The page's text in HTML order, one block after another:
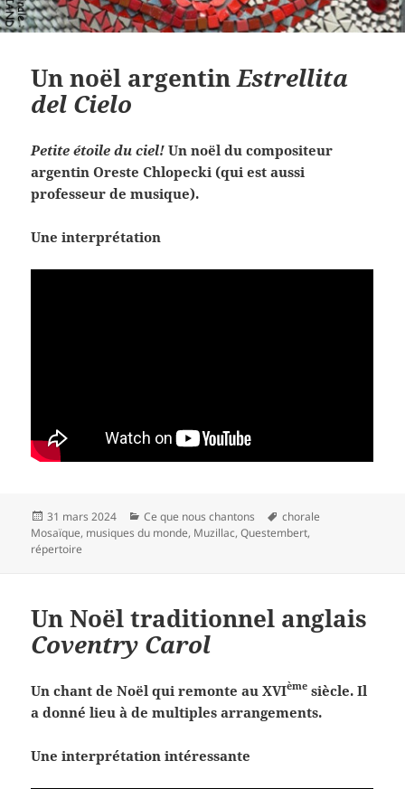
Un noël argentinEstrellita
del Cielo
Petite étoile du ciel! Un noël du compositeur
argentin Oreste Chlopecki (qui est aussi
professeur de musique).
Une interprétation
Publié
le
31 mars 2024 Catégories
Ce que nous chantons
Mots-
clés
chorale
Mosaïque, musiques du monde, Muzillac,Questembert,
répertoire
Un Noël traditionnel anglais
Coventry Carol
Un chant de Noël qui remonte au XVIème siècle. Il
a donné lieu à de multiples arrangements.
Une interprétation intéressante